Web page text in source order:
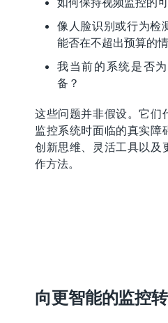
像人脸识别或行为检
能否在不超出预算的
我当前的系统是否
备？
这些问题并非假设。它们
监控系统时面临的真实障
创新思维、灵活工具以及
作方法。
向更智能的监控